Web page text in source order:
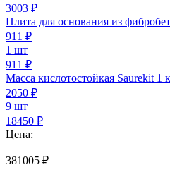
3003 ₽
Плита для основания из
911 ₽
1 шт
911 ₽
Масса кислотостойкая Saurekit 1
2050 ₽
9 шт
18450 ₽
Цена:
381005 ₽